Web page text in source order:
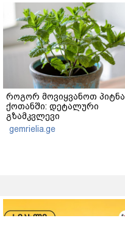
როგორ მოვიყვანოთ პიტნა
ქოთანში: დეტალური
გზამკვლევი
gemrielia.ge